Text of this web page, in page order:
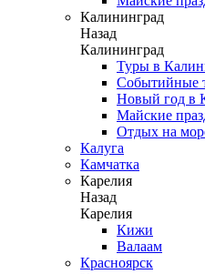
Калининград
Назад
Калининград
Туры в
Событийные
Новый год в
Майские
Отдых на
Калуга
Камчатка
Карелия
Назад
Карелия
Кижи
Валаам
Красноярск